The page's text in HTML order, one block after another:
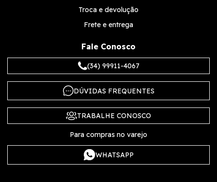
Troca e devolução
Frete e entrega
Fale Conosco
(34) 99911-4067
DÚVIDAS FREQUENTES
TRABALHE CONOSCO
Para compras no varejo
WHATSAPP